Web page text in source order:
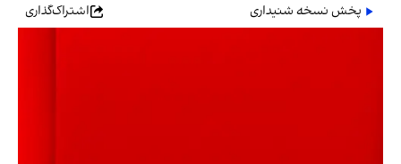
پخش نسخه شنیداری اشتراک‌گذاری